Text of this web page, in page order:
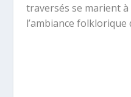
traversés se marient
l’ambiance